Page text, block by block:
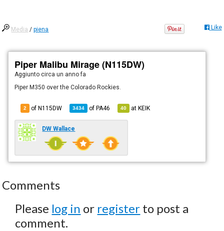
Media /piena Like
Piper Malibu Mirage (N115DW)
Aggiunto circa un anno fa
Piper M350 over the Colorado Rockies.
2 of N115DW 3434 ofPA46 40 atKEIK
DW Wallace
Comments
Please log in or register to post a
comment.